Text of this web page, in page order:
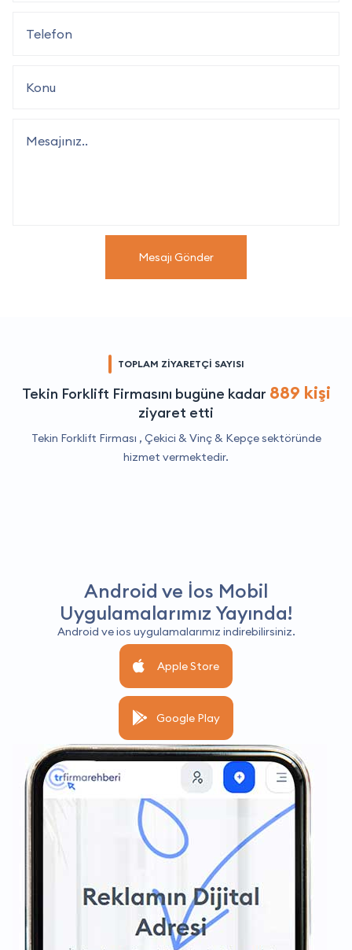
Mesajı Gönder
TOPLAM ZİYARETÇİ SAYISI
Tekin Forklift Firmasını bugüne kadar 889 kişi
ziyaret etti
Tekin Forklift Firması , Çekici & Vinç & Kepçesektöründe
hizmet vermektedir.
Android ve İos Mobil
Uygulamalarımız Yayında!
Android ve ios uygulamalarımız indirebilirsiniz.
Apple Store
Google Play